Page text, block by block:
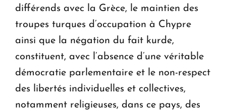
différends avec la Grèce, le maintien des
troupes turques d’occupation à Chypre
ainsi que la négation du fait kurde,
constituent, avec l’absence d’une véritable
démocratie parlementaire et le non-respect
des libertés individuelles et collectives,
notamment religieuses, dans ce pays, des